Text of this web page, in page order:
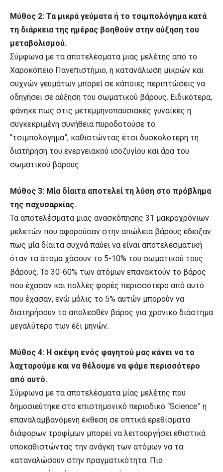
Μύθος 2: Τα μικρά γεύματα ή το τσιμπολόγημα κατά
τη διάρκεια της ημέρας βοηθούν στην αύξηση του
μεταβολισμού.
Σύμφωνα με τα αποτελέσματα μιας μελέτης από το
Χαροκόπειο Πανεπιστήμιο, η κατανάλωση μικρών και
συχνών γευμάτων μπορεί σε κάποιες περιπτώσεις να
οδηγήσει σε αύξηση του σωματικού βάρους. Ειδικότερα,
φάνηκε πως στις μετεμμηνοπαυσιακές γυναίκες η
συγκεκριμένη συνήθεια πυροδοτούσε το
“τσιμπολόγημα”, καθιστώντας έτσι δυσκολότερη τη
διατήρηση του ενεργειακού ισοζυγίου και άρα του
σωματικού βάρους.
Μύθος 3: Μία δίαιτα αποτελεί τη λύση στο πρόβλημα
της παχυσαρκίας.
Τα αποτελέσματα μιας ανασκόπησης 31 μακροχρόνιων
μελετών που αφορούσαν στην απώλεια βάρους έδειξαν
πως μία δίαιτα συχνά παύει να είναι αποτελεσματική
όταν τα άτομα χάσουν το 5-10% του σωματικού τους
βάρους. Το 30-60% των ατόμων επανακτούν το βάρος
που έχασαν και πολλές φορές περισσότερο από αυτό
που έχασαν, ενώ μόλις το 5% αυτών μπορούν να
διατηρήσουν το απολεσθέν βάρος για χρονικό διάστημα
μεγαλύτερο των έξι μηνών.
Μύθος 4: Η σκέψη ενός φαγητού μας κάνει να το
λαχταρούμε και να θέλουμε να φάμε περισσότερο
από αυτό.
Σύμφωνα με τα αποτελέσματα μίας μελέτης που
δημοσιεύτηκε στο επιστημονικό περιοδικό “Science” η
επαναλαμβανόμενη έκθεση σε οπτικά ερεθίσματα
διάφορων τροφίμων μπορεί να λειτουργήσει εθιστικά
υποκαθιστώντας την ανάγκη των ατόμων να τα
καταναλώσουν στην πραγματικότητα. Πιο